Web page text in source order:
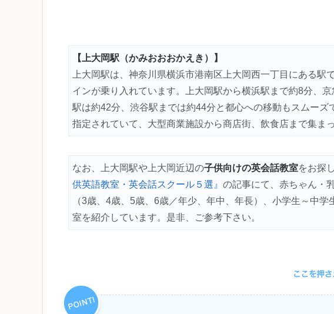
【上大岡駅（かみおおおかえき）】
上大岡駅は、神奈川県横浜市港南区上大岡西一丁目にある駅
インが乗り入れています。上大岡駅から横浜駅まで約8分、
駅は約42分、渋谷駅までは約44分と都心への移動もスムー
指定されていて、大型商業施設から商店街、飲食店まで集ま
なお、上大岡駅や上大岡近辺の子供向けの英会話教室をお探
供英語教室・英会話スクール５選』 の記事にて、赤ちゃん・
（3歳、4歳、5歳、6歳／年少、年中、年長）、小学生～中
室を紹介しています。是非、ご参考下さい。